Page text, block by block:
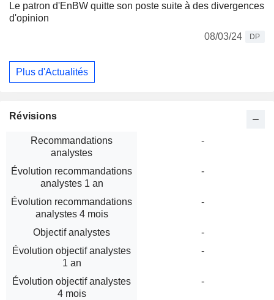
Le patron d'EnBW quitte son poste suite à des divergences
d'opinion
08/03/24
DP
Plus d'Actualités
Révisions
Recommandations
analystes
-
Évolution recommandations
analystes 1 an
-
Évolution recommandations
analystes 4 mois
-
Objectif analystes
-
Évolution objectif analystes
1 an
-
Évolution objectif analystes
4 mois
-